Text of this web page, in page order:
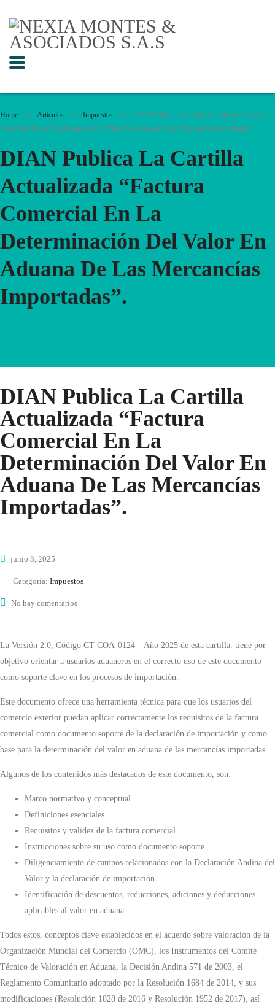
Home Artículos Impuestos
DIAN Publica La Cartilla Actualizada “Factura
Comercial En La Determinación Del Valor En Aduana De Las Mercancías Importadas”.
DIAN Publica La Cartilla
Actualizada “Factura
Comercial En La
Determinación Del Valor En
Aduana De Las Mercancías
Importadas”.
DIAN Publica La Cartilla
Actualizada “Factura
Comercial En La
Determinación Del Valor En
Aduana De Las Mercancías
Importadas”.
junio 3, 2025
Categoría: Impuestos
No hay comentarios
La Versión 2.0, Código CT-COA-0124 – Año 2025 de esta cartilla. tiene por
objetivo orientar a usuarios aduaneros en el correcto uso de este documento
como soporte clave en los procesos de importación.
Este documento ofrece una herramienta técnica para que los usuarios del
comercio exterior puedan aplicar correctamente los requisitos de la factura
comercial como documento soporte de la declaración de importación y como
base para la determinación del valor en aduana de las mercancías importadas.
Algunos de los contenidos más destacados de este documento, son:
Marco normativo y conceptual
Definiciones esenciales
Requisitos y validez de la factura comercial
Instrucciones sobre su uso como documento soporte
Diligenciamiento de campos relacionados con la Declaración Andina del
Valor y la declaración de importación
Identificación de descuentos, reducciones, adiciones y deducciones
aplicables al valor en aduana
Todos estos, conceptos clave establecidos en el acuerdo sobre valoración de la
Organización Mundial del Comercio (OMC), los Instrumentos del Comité
Técnico de Valoración en Aduana, la Decisión Andina 571 de 2003, el
Reglamento Comunitario adoptado por la Resolución 1684 de 2014, y sus
modificaciones (Resolución 1828 de 2016 y Resolución 1952 de 2017), así